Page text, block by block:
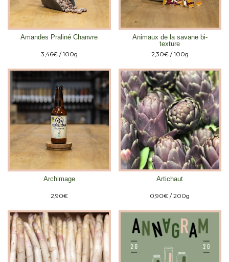
Amandes Praliné Chanvre
3,46€ / 100g
Animaux de la savane bi-
texture
2,30€ / 100g
Archimage
2,90€
Artichaut
0,90€ / 200g